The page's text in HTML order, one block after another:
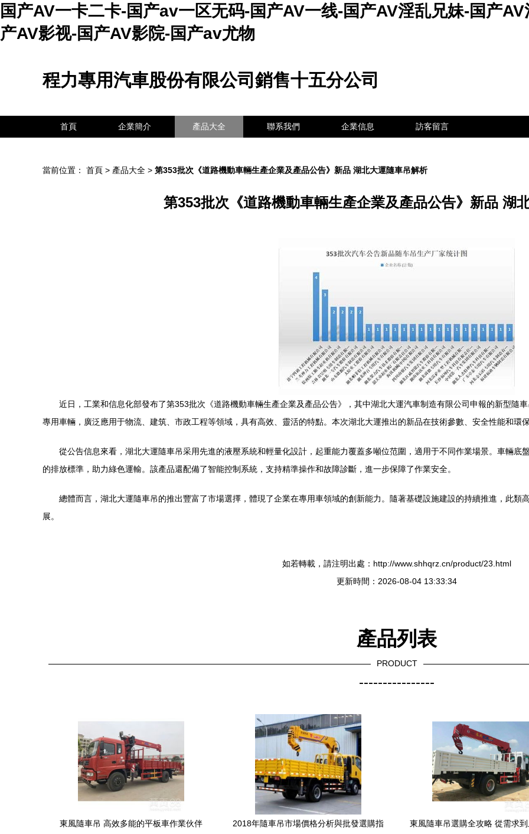
国产AV一卡二卡-国产av一区无码-国产AV一线-国产AV淫乱兄妹-国产
产AV影视-国产AV影院-国产av尤物
程力專用汽車股份有限公司銷售十五分公司
首頁 企業簡介 產品大全 聯系我們 企業信息 訪客留言
當前位置： 首頁 > 產品大全 > 第353批次《道路機動車輛生產企業及產品公告》新品 湖北大運隨車吊解析
第353批次《道路機動車輛生產企業及產品公告》新品 湖
近日，工業和信息化部發布了第353批次《道路機動車輛生產企業及產品公告》，其中湖北大運汽車制造有限公司申報的新型隨
專用車輛，廣泛應用于物流、建筑、市政工程等領域，具有高效、靈活的特點。本次湖北大運推出的新品在技術參數、安全性能和環
從公告信息來看，湖北大運隨車吊采用先進的液壓系統和輕量化設計，起重能力覆蓋多噸位范圍，適用于不同作業場景。車輛底
的排放標準，助力綠色運輸。該產品還配備了智能控制系統，支持精準操作和故障診斷，進一步保障了作業安全。
總體而言，湖北大運隨車吊的推出豐富了市場選擇，體現了企業在專用車領域的創新能力。隨著基礎設施建設的持續推進，此類
展。
如若轉載，請注明出處：http://www.shhqrz.cn/product/23.html
更新時間：2026-08-04 13:33:34
產品列表
PRODUCT
----------------
東風隨車吊 高效多能的平板車作業伙伴
2018年隨車吊市場價格分析與批發選購指
東風隨車吊選購全攻略 從需求